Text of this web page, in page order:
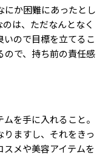
にか困難にあったとし
は、ただなんとなく
ので目標を立てるこ
ので、持ち前の責任感
を手に入れること。
ますし、それをきっ
メや美容アイテムを